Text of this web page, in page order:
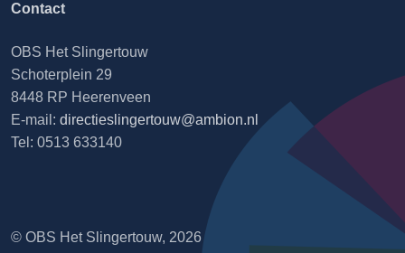
Contact
OBS Het Slingertouw
Schoterplein 29
8448 RP Heerenveen
E-mail: directieslingertouw@ambion.nl
Tel: 0513 633140
© OBS Het Slingertouw, 2026